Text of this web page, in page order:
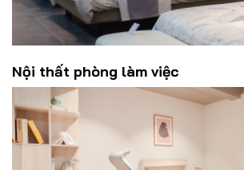
Nội thất phòng làm việc